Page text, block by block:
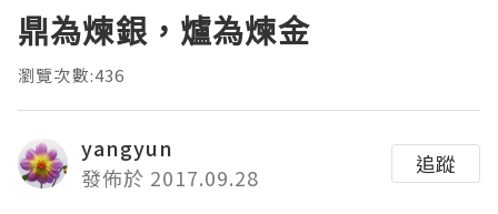
鼎為煉銀，爐為煉金
瀏覽次數:436
yangyun
發佈於 2017.09.28
追蹤